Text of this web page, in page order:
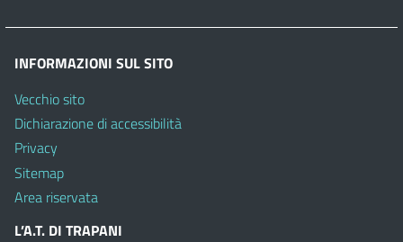
INFORMAZIONI SUL SITO
Vecchio sito
Dichiarazione di accessibilità
Privacy
Sitemap
Area riservata
L’A.T. DI TRAPANI